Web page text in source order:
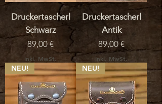
Druckertascherl
Schwarz
Preis
89,00 €
inkl. MwSt.
Druckertascherl
Antik
Preis
89,00 €
inkl. MwSt.
NEU! NEU!